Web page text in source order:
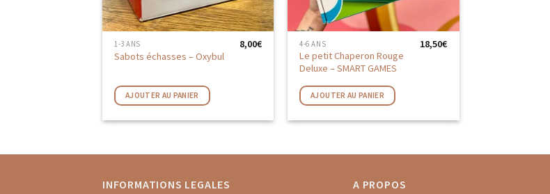
1-3 ANS
Sabots échasses – Oxybul
8,00€
AJOUTER AU PANIER
4-6 ANS
Le petit Chaperon Rouge
Deluxe – SMART GAMES
18,50€
AJOUTER AU PANIER
INFORMATIONS LEGALES A PROPOS